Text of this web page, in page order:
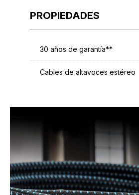
PROPIEDADES
30 años de garantía**
Cables de altavoces estéreo